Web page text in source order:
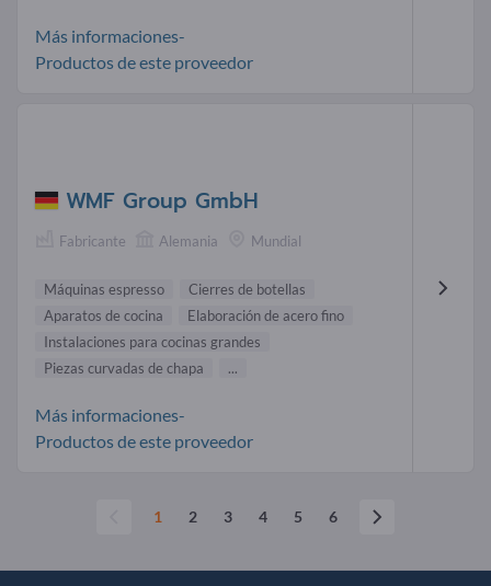
Más informaciones-
Productos de este proveedor
WMF Group GmbH
Fabricante Alemania Mundial
Máquinas espresso
Cierres de botellas
Aparatos de cocina
Elaboración de acero fino
Instalaciones para cocinas grandes
Piezas curvadas de chapa
...
Más informaciones-
Productos de este proveedor
1 2 3 4 5 6